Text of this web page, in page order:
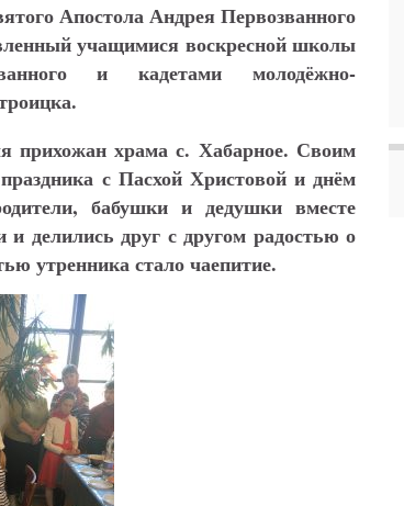
Апостола Андрея Первозванного
учащимися воскресной школы
и кадетами молодёжно-
прихожан храма с. Хабарное. Своим
с Пасхой Христовой и днём
бабушки и дедушки вместе
делились друг с другом радостью о
утренника стало чаепитие.